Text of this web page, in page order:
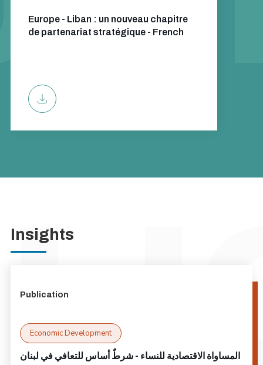
Europe - Liban : un nouveau chapitre
de partenariat stratégique - French
Insights
Publication
Economic Development
المساواة الاقتصادية للنساء - شرطٌ أساس للتعافي في لبنان